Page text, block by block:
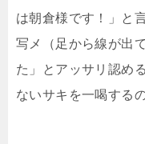
は朝倉様です！」と
写メ（足から線が出
た」とアッサリ認め
ないサキを一喝する